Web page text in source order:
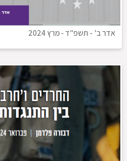
אדר ב' - תשפ"ד-מרץ 2024